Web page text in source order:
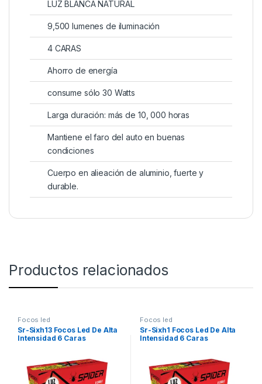
LUZ BLANCA NATURAL
9,500 lumenes de iluminación
4 CARAS
Ahorro de energía
consume sólo 30 Watts
Larga duración: más de 10, 000 horas
Mantiene el faro del auto en buenas
condiciones
Cuerpo en alieación de aluminio, fuerte y
durable.
Productos relacionados
Focos led
Sr-Sixh13 Focos Led De Alta
Intensidad 6 Caras
Focos led
Sr-Sixh1 Focos Led De Alta
Intensidad 6 Caras